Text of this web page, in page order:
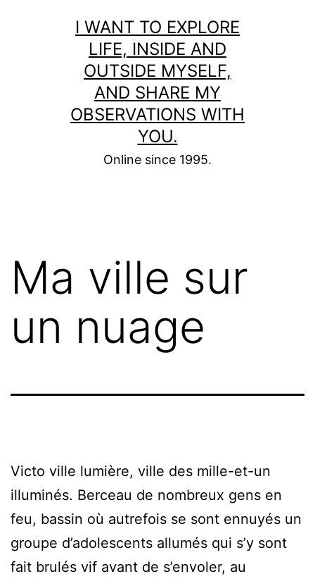
I WANT TO EXPLORE
LIFE, INSIDE AND
OUTSIDE MYSELF,
AND SHARE MY
OBSERVATIONS WITH
YOU.
Online since 1995.
Ma ville sur
un nuage
Victo ville lumière, ville des mille-et-un
illuminés. Berceau de nombreux gens en
feu, bassin où autrefois se sont ennuyés un
groupe d’adolescents allumés qui s’y sont
fait brulés vif avant de s’envoler, au